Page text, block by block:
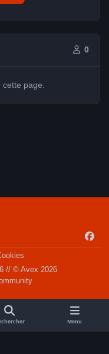
0
page.
a
o
k
// © Avex 2026
Menu